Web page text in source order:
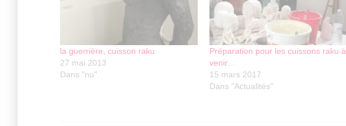
la guerrière, cuisson raku
27 mai 2013
Dans "nu"
Préparation pour les cuissons raku à
venir…
15 mars 2017
Dans "Actualités"